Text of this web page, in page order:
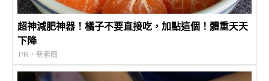
超神減肥神器！橘子不要直接吃，加點這個！體重天天
下降
PR・新素簡